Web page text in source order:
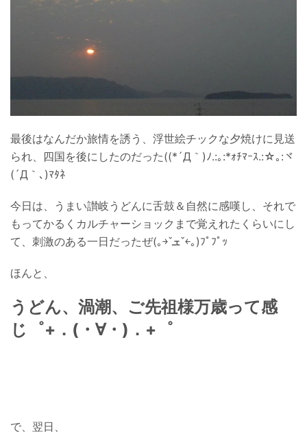
最後はなんだか旅情を誘う、浮世絵チックな夕焼けに見送
られ、四国を後にしたのだった((*´Д｀)ﾉ.:｡:*ｫﾁﾏｰｽ.:☆｡:ヾ
(´Д｀､)ﾏﾀﾈ
今日は、うまい讃岐うどんに舌鼓＆自然に感嘆し、それで
もってかるくカルチャーショックまで覚えれたくらいにし
て、刺激のある一日だったぜ(｡￫ˇܫˇ￩｡)ﾌﾟﾌﾟｯ
ほんと、
うどん、渦潮、ご先祖様万歳って感
じ゜+．(・∀・)．+゜
で、翌日、